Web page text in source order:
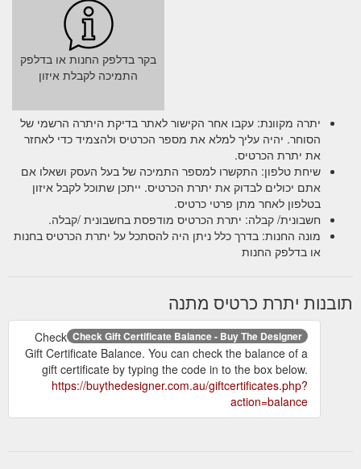
בקר בדלפק החנות או בדלפק
התמיכה לקבלת איזון
יתרה מקוונת: עקבו אחר הקישור לאתר בדיקת היתרה הרשמי של
הסוחר. יהיה עליך למלא את מספר הכרטיס ולהצמיד כדי לאחזר
את יתרת הכרטיס.
שיחת טלפון: התקשרו למספר התמיכה של בעל העסק ושאלו אם
אתם יכולים לבדוק את יתרת הכרטיס. ייתכן שתוכל לקבל איזון
בטלפון לאחר מתן פרטי כרטיס.
חשבונית/ קבלה: יתרת הכרטיס מודפסת בחשבונית /קבלה.
מונה החנות: בדרך כלל ניתן היה להסתכל על יתרת הכרטיס בחנות
או בדלפק החנות
תובנות יתרת כרטיס מתנה
Check Gift Certificate Balance - Buy The Designer
Check
Gift Certificate Balance. You can check the balance of a
gift certificate by typing the code in to the box below.
https://buythedesigner.com.au/giftcertificates.php?
action=balance